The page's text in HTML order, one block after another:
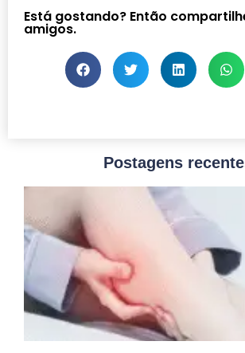
Está gostando? Então
amigos.
Postagens